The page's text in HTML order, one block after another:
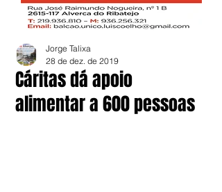
Cáritas dá apoio
alimentar a 600 pessoas
Jorge Talixa
28 de dez. de 2019